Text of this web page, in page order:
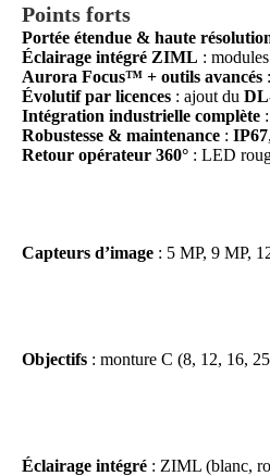
Points forts
Portée étendue & haute
Éclairage intégré ZIML :
Aurora Focus™ + outils avancés
Évolutif par licences : ajout du
Intégration industrielle complète
Robustesse & maintenance : IP67
Retour opérateur 360° : LED
Capteurs d’image : 5 MP, 9 MP,
Objectifs : monture C (8, 12, 16,
Éclairage intégré : ZIML (blanc,